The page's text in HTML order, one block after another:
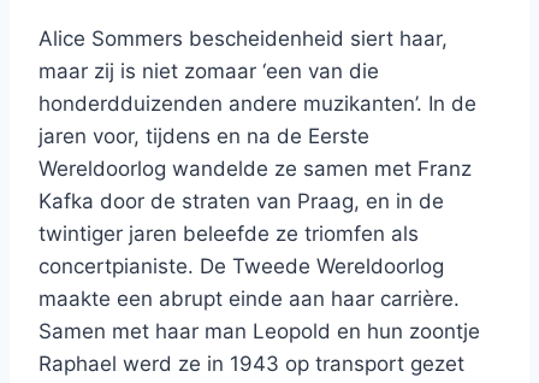
Alice Sommers bescheidenheid siert haar,
maar zij is niet zomaar ‘een van die
honderdduizenden andere muzikanten’. In de
jaren voor, tijdens en na de Eerste
Wereldoorlog wandelde ze samen met Franz
Kafka door de straten van Praag, en in de
twintiger jaren beleefde ze triomfen als
concertpianiste. De Tweede Wereldoorlog
maakte een abrupt einde aan haar carrière.
Samen met haar man Leopold en hun zoontje
Raphael werd ze in 1943 op transport gezet